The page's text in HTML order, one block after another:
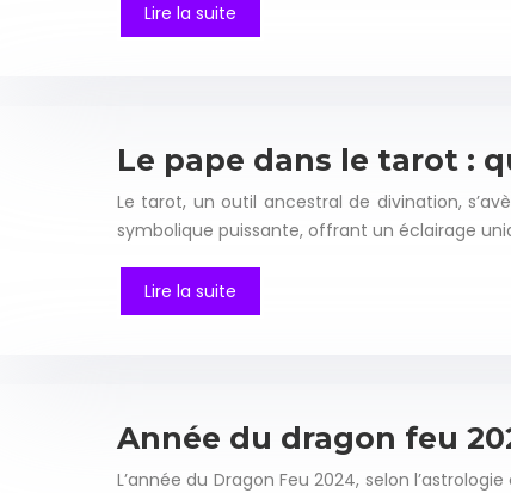
Lire la suite
Le pape dans le tarot :
Le tarot, un outil ancestral de divination,
symbolique puissante, offrant un éclairage
Lire la suite
Année du dragon feu
L’année du Dragon Feu 2024, selon